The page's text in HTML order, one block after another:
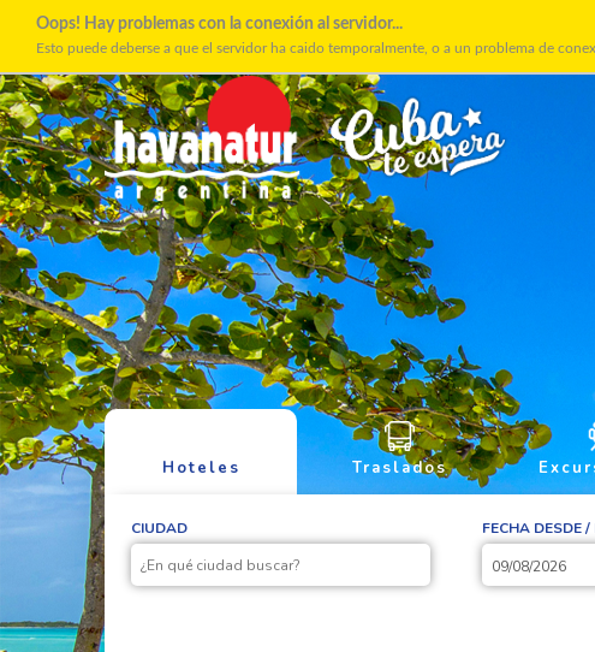
Hoteles Traslados
CIUDAD
FECHA DESDE
09/08/2026
Oops! Hay problemas con la conexión al servidor...
Esto puede deberse a que el servidor ha caido temporalmente, o a un problema de